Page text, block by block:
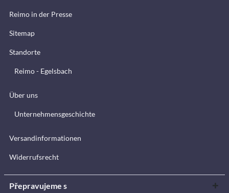
Reimo in der Presse
Sitemap
Standorte
Reimo - Egelsbach
Über uns
Unternehmensgeschichte
Versandinformationen
Widerrufsrecht
Přepravujeme s